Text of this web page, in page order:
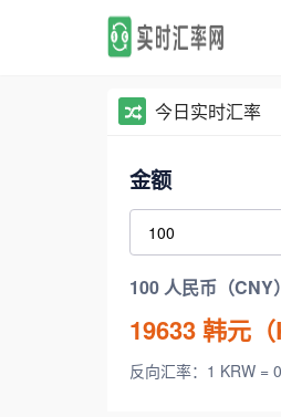
今日实时汇率
金额
100 人民币（CNY
19633韩元（
反向汇率：1 KRW =